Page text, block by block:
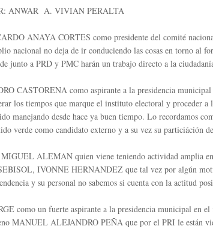
ANWAR A. VIVIAN PERALTA
ANAYA CORTES como presidente del comité
nacional no deja de ir conduciendo las cosas en torno al
junto a PRD y PMC harán un trabajo directo a la
CASTORENA como aspirante a la presidencia
los tiempos que marque el instituto electoral y proceder a
manejando desde hace ya buen tiempo. Lo recordamos
verde como candidato externo y a su vez su particiáción
ALEMAN quien viene teniendo actividad amplia en
IVONNE HERNANDEZ que tal vez por algún
y su personal no sabemos si cuenta con la actitud
como un fuerte aspirante a la presidencia municipal en
MANUEL ALEJANDRO PEÑA que por el PRI le están